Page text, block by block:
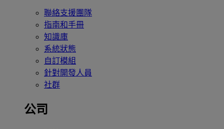
聯絡支援團隊
指南和手冊
知識庫
系統狀態
自訂模組
針對開發人員
社群
公司